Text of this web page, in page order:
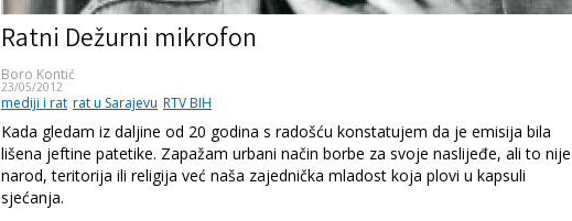
Ratni Dežurni mikrofon
Boro Kontić
23/05/2012
mediji i rat rat u Sarajevu RTV BIH
Kada gledam iz daljine od 20 godina s radošću konstatujem da je emisija bila
lišena jeftine patetike. Zapažam urbani način borbe za svoje naslijeđe, ali to nije
narod, teritorija ili religija već naša zajednička mladost koja plovi u kapsuli
sjećanja.